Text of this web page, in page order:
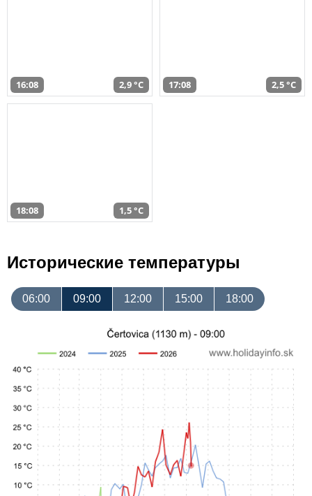
16:08 2,9 °C 17:08 2,5 °C
18:08 1,5 °C
Исторические температуры
06:00 09:00 12:00 15:00 18:00